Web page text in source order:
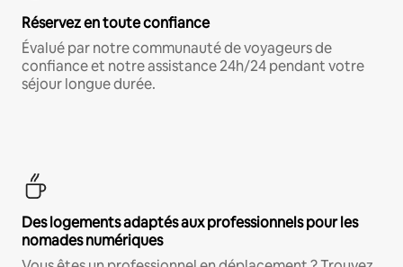
Réservez en toute confiance
Évalué par notre communauté de voyageurs de
confiance et notre assistance 24h/24 pendant votre
séjour longue durée.
Des logements adaptés aux professionnels pour les
nomades numériques